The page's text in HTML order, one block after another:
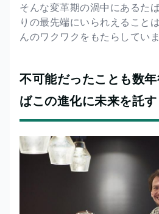
そんな変革期の渦中にあるた
りの最先端にいられえること
んのワクワクをもたらしていま
不可能だったことも数
ばこの進化に未来を託す